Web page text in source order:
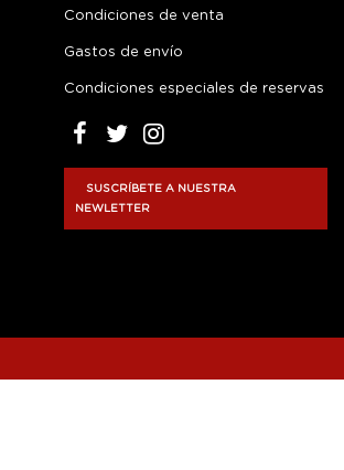
Condiciones de venta
Gastos de envío
Condiciones especiales de reservas
SUSCRÍBETE A NUESTRA
NEWLETTER